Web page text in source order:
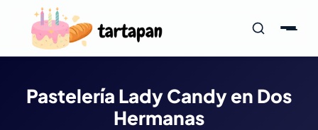
Pastelería Lady Candy en Dos
Hermanas